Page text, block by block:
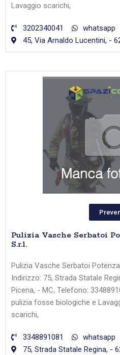
Lavaggio scarichi,
3202340041
whatsapp
45, Via Arnaldo Lucentini, -
Pulizia Vasche Serbatoi
S.r.l.
Pulizia Vasche Serbatoi
Indirizzo: 75, Strada Statale
Picena, - MC, Telefono:
pulizia fosse biologiche e
scarichi,
3348891081
whatsapp
75, Strada Statale Regina, -